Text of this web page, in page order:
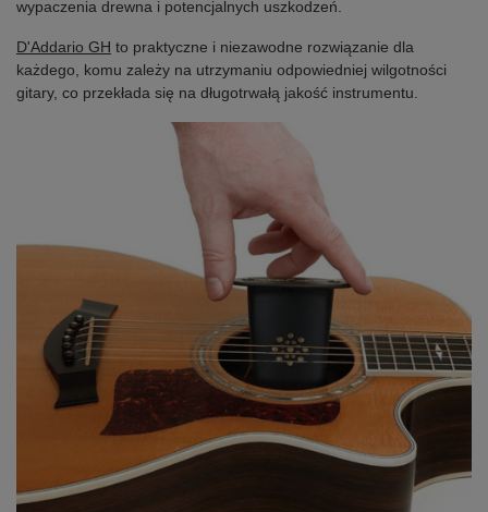
wypaczenia drewna i potencjalnych uszkodzeń.
D'Addario GH to praktyczne i niezawodne rozwiązanie dla
każdego, komu zależy na utrzymaniu odpowiedniej wilgotności
gitary, co przekłada się na długotrwałą jakość instrumentu.